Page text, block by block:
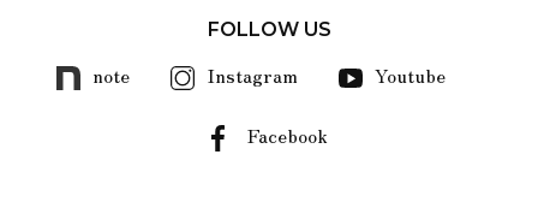
FOLLOW US
note Instagram Youtube
Facebook